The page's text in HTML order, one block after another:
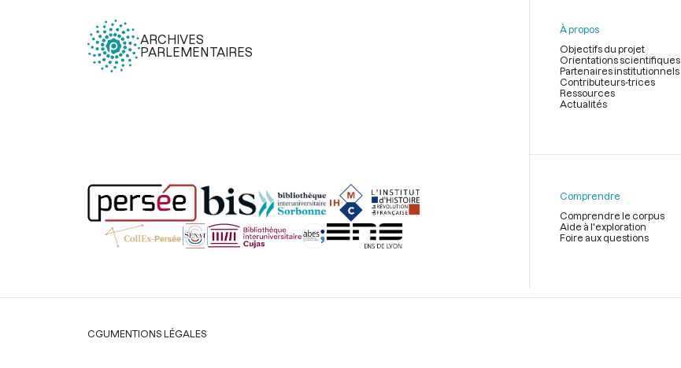
ARCHIVES
PARLEMENTAIRES
page
À propos
Objectifs du projet
Orientations scientifiques
Partenaires institutionnels
Contributeurs-trices
Ressources
Actualités
Comprendre
Comprendre le corpus
Aide à l'exploration
Foire aux questions
Légal
CGUMENTIONS LÉGALES